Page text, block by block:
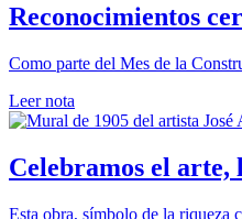
Reconocimientos
Como parte del Mes de la
Leer nota
Celebramos el
Esta obra, símbolo de la riqueza